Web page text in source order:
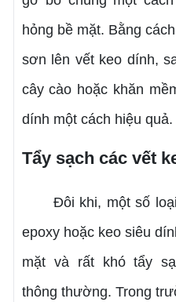
hỏng bề mặt. Bằng
sơn lên vết keo dính,
cây cào hoặc khăn
dính một cách hiệu quả.
Tẩy sạch các vết
Đôi khi, một số loại
epoxy hoặc keo siêu
mặt và rất khó tẩy
thông thường. Trong